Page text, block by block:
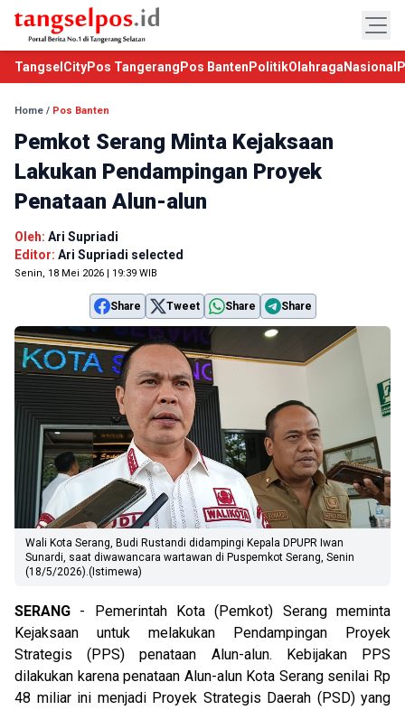
TangselCityPos Tangerang Pos Banten PolitikOlahraga Nasional
Home / Pos Banten
Pemkot Serang Minta Kejaksaan
Lakukan Pendampingan Proyek
Penataan Alun-alun
Oleh: Ari Supriadi
Editor: Ari Supriadi selected
Senin, 18 Mei 2026 | 19:39 WIB
Share Tweet Share Share
Wali Kota Serang, Budi Rustandi didampingi Kepala DPUPR Iwan
Sunardi, saat diwawancara wartawan di Puspemkot Serang, Senin
(18/5/2026).(Istimewa)
SERANG - Pemerintah Kota (Pemkot) Serang meminta
Kejaksaan untuk melakukan Pendampingan Proyek
Strategis (PPS) penataan Alun-alun. Kebijakan PPS
dilakukan karena penataan Alun-alun Kota Serang senilai Rp
48 miliar ini menjadi Proyek Strategis Daerah (PSD) yang